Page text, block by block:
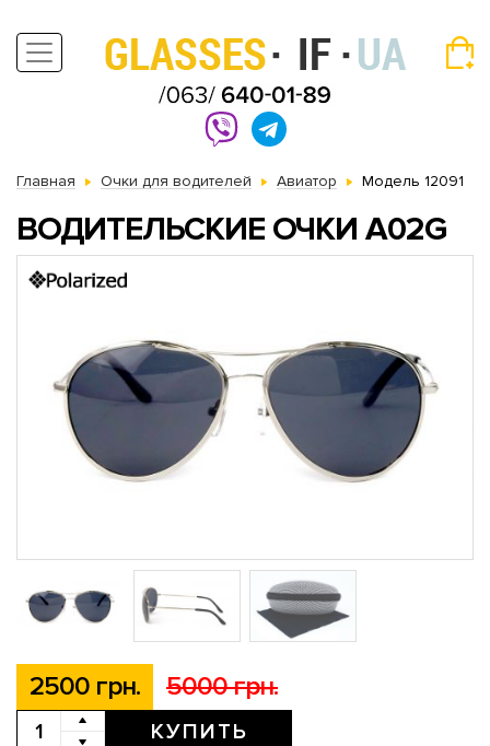
Главная Очки для водителей Авиатор Модель 12091
ВОДИТЕЛЬСКИЕ ОЧКИ A02G
2500 грн. 5000 грн.
КУПИТЬ